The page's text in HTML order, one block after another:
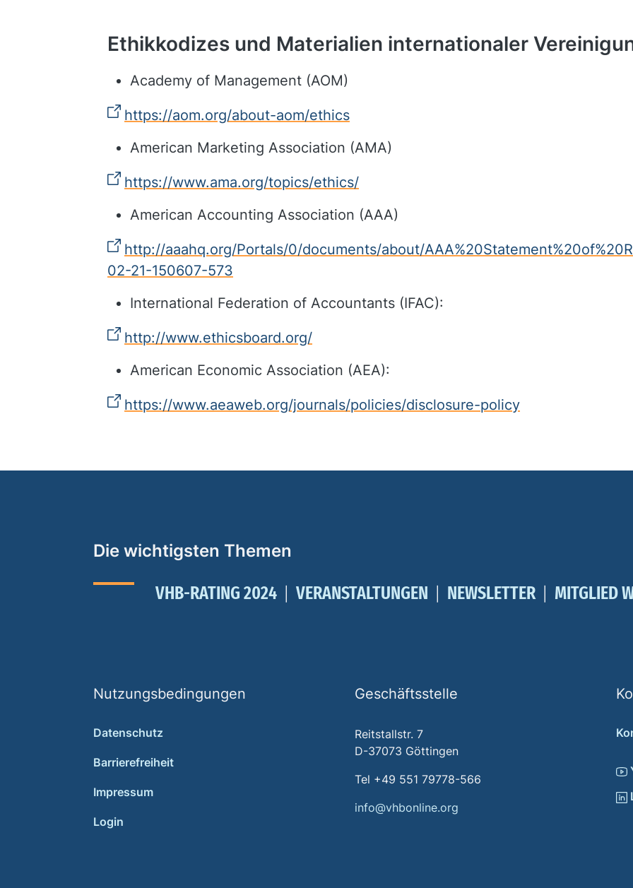
Ethikkodizes und Materialien internationaler
Academy of Management (AOM)
https://aom.org/about-aom/ethics
American Marketing Association (AMA)
https://www.ama.org/topics/ethics/
American Accounting Association (AAA)
http://aaahq.org/Portals/0/documents/about/
02-21-150607-573
International Federation of Accountants (IFAC):
http://www.ethicsboard.org/
American Economic Association (AEA):
https://www.aeaweb.org/journals/policies/disclosure-policy
Die wichtigsten Themen
VHB-RATING 2024 VERANSTALTUNGEN NEWSLETTER MITGLIED
Nutzungsbedingungen
Datenschutz
Barrierefreiheit
Impressum
Login
Geschäftsstelle
Reitstallstr. 7
D-37073 Göttingen
Tel +49 551 79778-566
info@vhbonline.org